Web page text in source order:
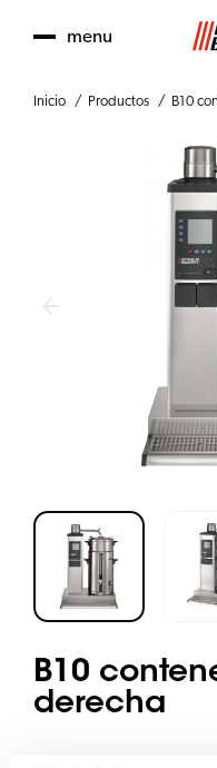
menu
Inicio Productos B10
B10
derecha